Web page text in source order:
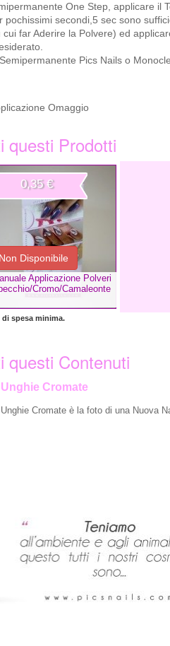
One Step, applicare il
pochissimi secondi,5 sec sono
far Aderire la Polvere) ed
Pics Nails o
Omaggio
questi Prodotti
Applicazione Polveri
Cromo/Camaleonte
0,35 €
Non Disponibile
spesa minima.
questi Contenuti
Unghie Cromate
Unghie Cromate è la foto di una Nuova